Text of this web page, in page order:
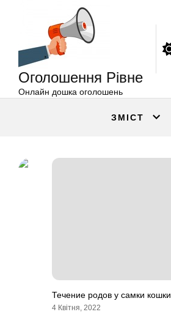
Оголошення Рівне
Онлайн дошка оголошень
ЗМІСТ
Течение родов у самки кошки.
4 Квітня, 2022